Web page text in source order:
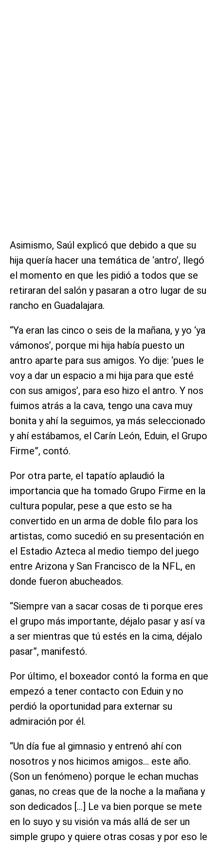
Asimismo, Saúl explicó que debido a que su
hija quería hacer una temática de ‘antro’, llegó
el momento en que les pidió a todos que se
retiraran del salón y pasaran a otro lugar de su
rancho en Guadalajara.
“Ya eran las cinco o seis de la mañana, y yo ‘ya
vámonos’, porque mi hija había puesto un
antro aparte para sus amigos. Yo dije: ‘pues le
voy a dar un espacio a mi hija para que esté
con sus amigos’, para eso hizo el antro. Y nos
fuimos atrás a la cava, tengo una cava muy
bonita y ahí la seguimos, ya más seleccionado
y ahí estábamos, el Carín León, Eduin, el Grupo
Firme”, contó.
Por otra parte, el tapatío aplaudió la
importancia que ha tomado Grupo Firme en la
cultura popular, pese a que esto se ha
convertido en un arma de doble filo para los
artistas, como sucedió en su presentación en
el Estadio Azteca al medio tiempo del juego
entre Arizona y San Francisco de la NFL, en
donde fueron abucheados.
“Siempre van a sacar cosas de ti porque eres
el grupo más importante, déjalo pasar y así va
a ser mientras que tú estés en la cima, déjalo
pasar”, manifestó.
Por último, el boxeador contó la forma en que
empezó a tener contacto con Eduin y no
perdió la oportunidad para externar su
admiración por él.
“Un día fue al gimnasio y entrenó ahí con
nosotros y nos hicimos amigos… este año.
(Son un fenómeno) porque le echan muchas
ganas, no creas que de la noche a la mañana y
son dedicados […] Le va bien porque se mete
en lo suyo y su visión va más allá de ser un
simple grupo y quiere otras cosas y por eso le